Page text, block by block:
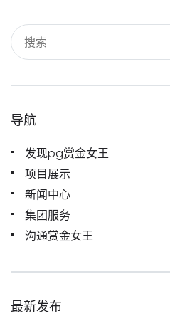
导航
发现pg赏金女王
项目展示
新闻中心
集团服务
沟通赏金女王
最新发布